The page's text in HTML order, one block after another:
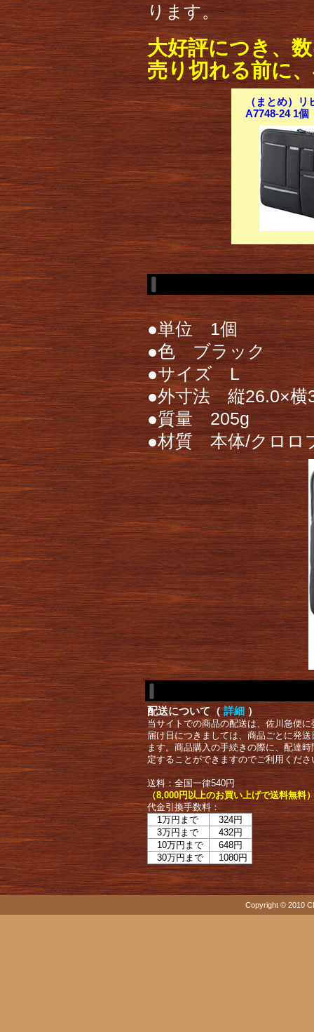
ります。
大好評につき、
売り切れる前に
（まとめ）
A7748-24 1個
●単位 1個
●色 ブラック
●サイズ L
●外寸法 縦26.0×横
●質量 205g
●材質 本体/クロロ
配送について（ 詳細 ）
当サイトでの商品の配送は、佐川急便
届け日につきましては、商品ごとに発
ます。商品購入の手続きの際に、配達
定することができますのでご利用くださ
送料：全国一律540円
（8,000円以上のお買い上げで送料無料
代金引換手数料：
1万円まで
324円
3万円まで
432円
10万円まで
648円
30万円まで
1080円
Copyright © 2010